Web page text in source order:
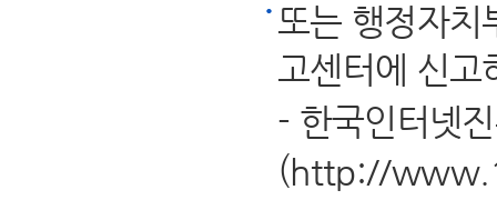
또는 행정자치
고센터에 신고
- 한국인터넷
(http://